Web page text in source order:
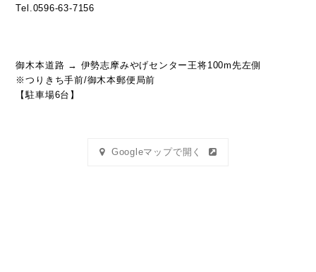
Tel.0596-63-7156
御木本道路 → 伊勢志摩みやげセンター王将100m先左側
※つりきち手前/御木本郵便局前
【駐車場6台】
Googleマップで開く